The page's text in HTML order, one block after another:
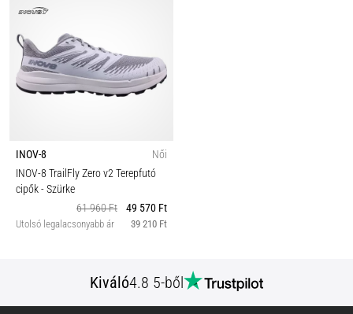
INOV-8
Női
INOV-8 TrailFly Zero v2 Terepfutó
cipők- Szürke
61 960 Ft
49 570 Ft
Utolsó legalacsonyabb ár 39 210 Ft
Kiváló4.8 5-ből